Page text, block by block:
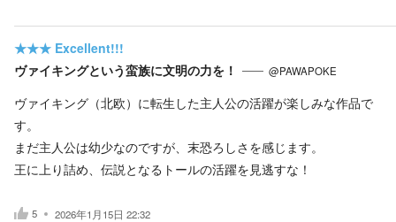
★★★ Excellent!!!
ヴァイキングという蛮族に文明の力を！
@PAWAPOKE
ヴァイキング（北欧）に転生した主人公の活躍が楽しみな作品で
す。
まだ主人公は幼少なのですが、末恐ろしさを感じます。
王に上り詰め、伝説となるトールの活躍を見逃すな！
5 2026年1月15日 22:32